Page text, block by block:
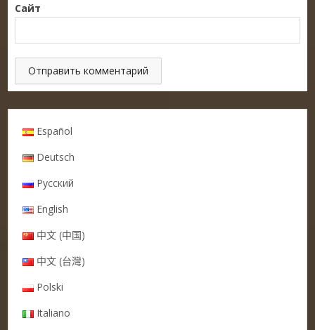
Сайт
Español
Deutsch
Русский
English
中文 (中国)
中文 (台灣)
Polski
Italiano